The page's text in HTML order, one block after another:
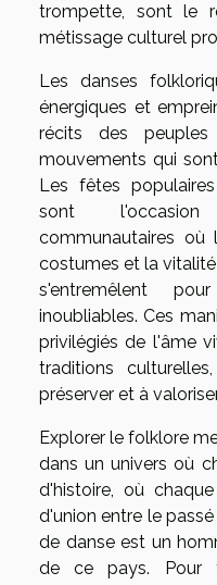
trompette, sont le
métissage culturel
Les danses
énergiques et
récits des
mouvements qui
Les fêtes
sont
communautaires où
costumes et la
s'entremêlent
inoubliables. Ces
privilégiés de l'âme
traditions
préserver et à
Explorer le folklore
dans un univers où
d'histoire, où
d'union entre le
de danse est un
de ce pays. Pour